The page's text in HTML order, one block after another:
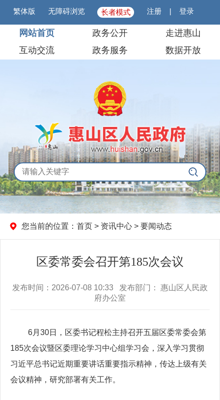
繁体版 无障碍浏览 长者模式 注册 |登录
网站首页 政务公开
走进惠山
互动交流
政务服务 数据开放
您当前的位置： 首页 > 资讯中心 > 要闻动态
区委常委会召开第185次会议
发布时间：2026-07-08 10:33 发布部门： 惠山区人民政
府办公室
6月30日，区委书记程松主持召开五届区委常委会第
185次会议暨区委理论学习中心组学习会，深入学习贯彻
习近平总书记近期重要讲话重要指示精神，传达上级有关
会议精神，研究部署有关工作。